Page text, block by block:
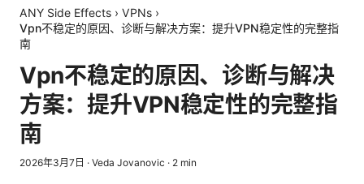
ANY Side Effects › VPNs ›
Vpn不稳定的原因、诊断与解决方案：提升VPN稳定性的完整指
南
Vpn不稳定的原因、诊断与解决
方案：提升VPN稳定性的完整指
南
2026年3月7日 · Veda Jovanovic · 2 min